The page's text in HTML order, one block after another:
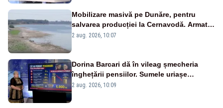
Mobilizare masivă pe Dunăre, pentru
salvarea producției la Cernavodă. Armata
va detona o stâncă și va devia apa
2 aug. 2026, 10:07
Dorina Barcari dă în vileag șmecheria
înghețării pensiilor. Sumele uriașe
pierdute de fiecare român
2 aug. 2026, 10:09